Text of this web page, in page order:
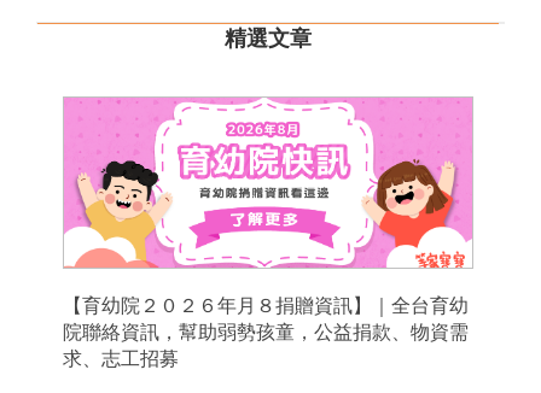
精選文章
【育幼院２０２６年月８捐贈資訊】｜全台育幼
院聯絡資訊，幫助弱勢孩童，公益捐款、物資需
求、志工招募